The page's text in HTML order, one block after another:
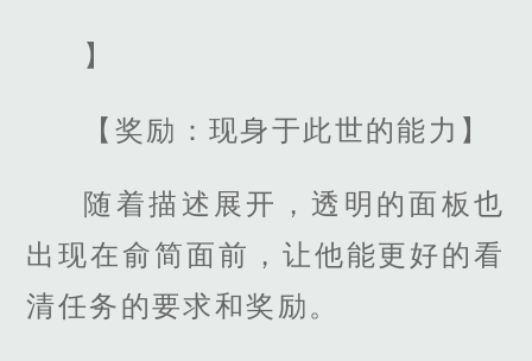
】
【奖励：现身于此世的能力】
随着描述展开，透明的面板也
出现在俞简面前，让他能更好的看
清任务的要求和奖励。